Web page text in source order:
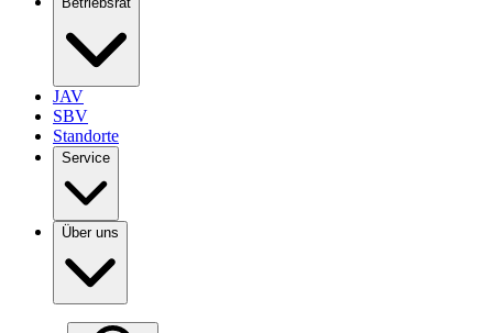
JAV
SBV
Standorte
Service
Über uns